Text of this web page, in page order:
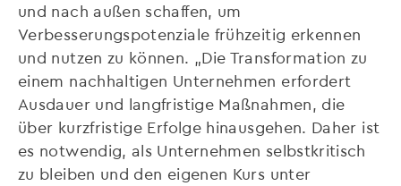
und nach außen schaffen, um
Verbesserungspotenziale frühzeitig erkennen
und nutzen zu können. „Die Transformation zu
einem nachhaltigen Unternehmen erfordert
Ausdauer und langfristige Maßnahmen, die
über kurzfristige Erfolge hinausgehen. Daher ist
es notwendig, als Unternehmen selbstkritisch
zu bleiben und den eigenen Kurs unter